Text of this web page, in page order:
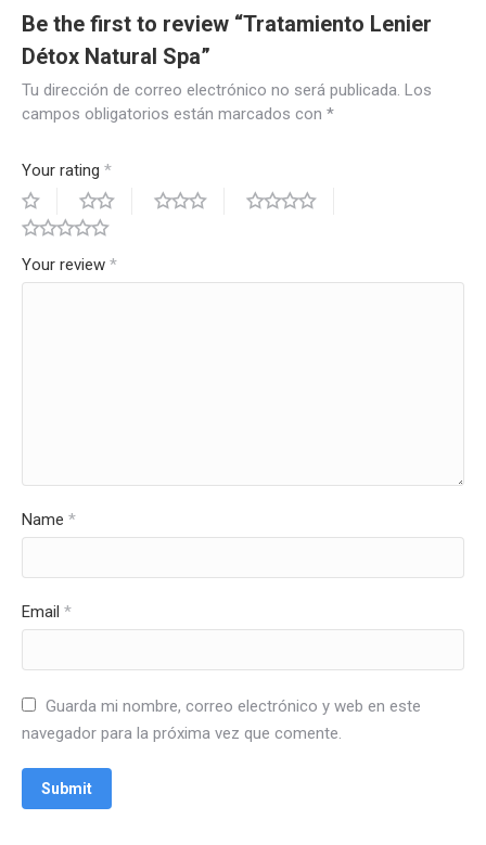
Be the first to review “Tratamiento Lenier
Détox Natural Spa”
Tu dirección de correo electrónico no será publicada. Los
campos obligatorios están marcados con *
Your rating *
Your review *
Name *
Email *
Guarda mi nombre, correo electrónico y web en este
navegador para la próxima vez que comente.